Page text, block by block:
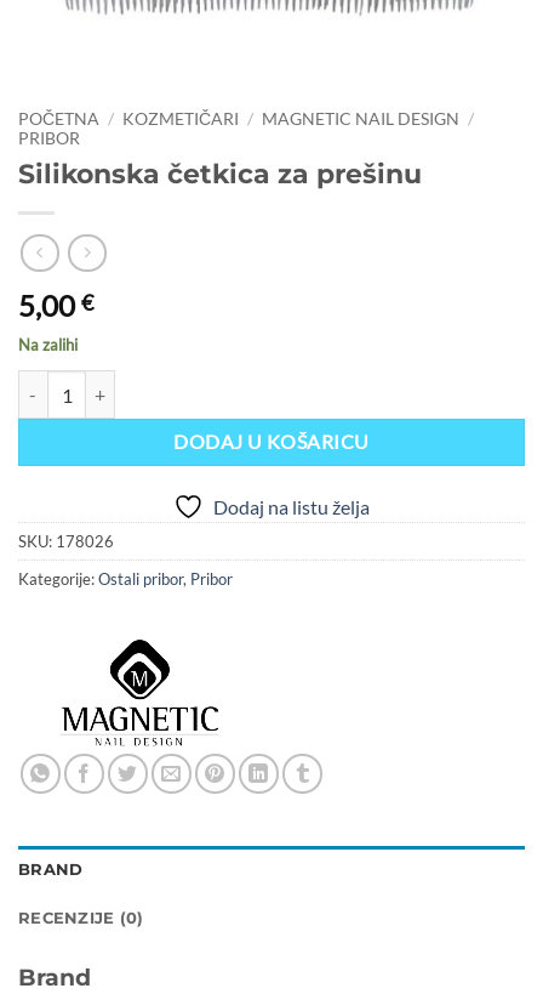
POČETNA / KOZMETIČARI / MAGNETIC NAIL DESIGN /
PRIBOR
Silikonska četkica za prešinu
5,00€
Na zalihi
DODAJ U KOŠARICU
Dodaj na listu želja
SKU: 178026
Kategorije:Ostali pribor, Pribor
BRAND
RECENZIJE (0)
Brand